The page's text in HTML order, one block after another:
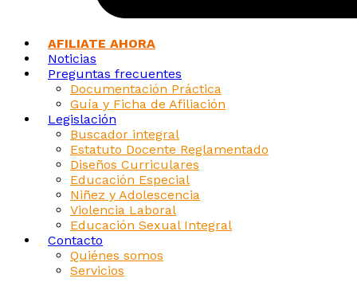
AFILIATE AHORA
Noticias
Preguntas frecuentes
Documentación Práctica
Guía y Ficha de Afiliación
Legislación
Buscador integral
Estatuto Docente Reglamentado
Diseños Curriculares
Educación Especial
Niñez y Adolescencia
Violencia Laboral
Educación Sexual Integral
Contacto
Quiénes somos
Servicios